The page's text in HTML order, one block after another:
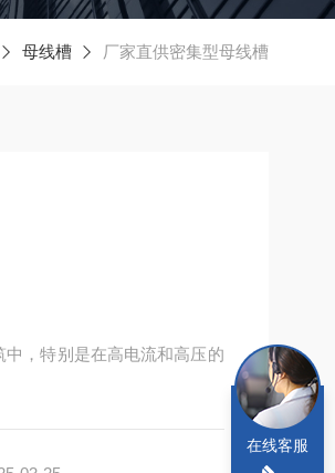
母线槽 厂家直供密集型母线槽
，特别是在高电流和高压的
在线客服